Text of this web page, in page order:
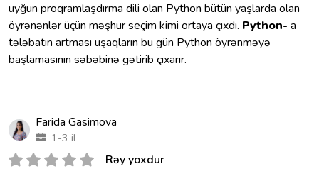
uyğun proqramlaşdırma dili olan Python bütün yaşlarda olan
öyrənənlər üçün məşhur seçim kimi ortaya çıxdı. Python- a
tələbatın artması uşaqların bu gün Python öyrənməyə
başlamasının səbəbinə gətirib çıxarır.
Farida Gasimova
1-3 il
Rəy yoxdur